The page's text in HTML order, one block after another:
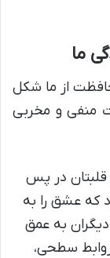
از ما شکل
منفی و مخربی
در پس
که عشق را به
به عمق
روابط سطحی،